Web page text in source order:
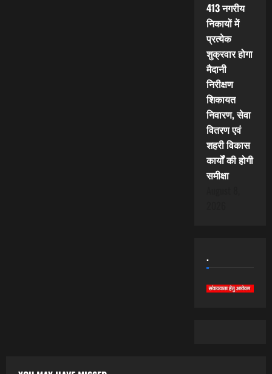
413 नगरीय
निकायों में
प्रत्येक
शुक्रवार होगा
मैदानी
निरीक्षण
शिकायत
निवारण, सेवा
वितरण एवं
शहरी विकास
कार्यों की होगी
समीक्षा
.